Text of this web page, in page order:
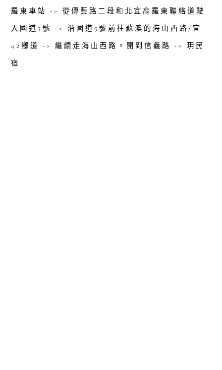
羅東車站 -> 從傳藝路二段和北宜高羅東聯絡道駛
入國道5號 -> 沿國道5號前往蘇澳的海山西路/宜
42鄉道 -> 繼續走海山西路。開到信義路 -> 玥民
宿